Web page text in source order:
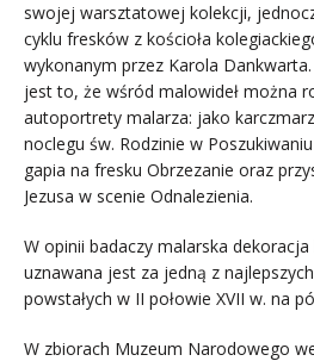
swojej warsztatowej kolekcji,
cyklu fresków z kościoła
wykonanym przez Karola
jest to, że wśród malowideł można
autoportrety malarza: jako
noclegu św. Rodzinie w
gapia na fresku Obrzezanie oraz
Jezusa w scenie Odnalezienia.
W opinii badaczy malarska
uznawana jest za jedną z
powstałych w II połowie XVII w. na
W zbiorach Muzeum Narodowego